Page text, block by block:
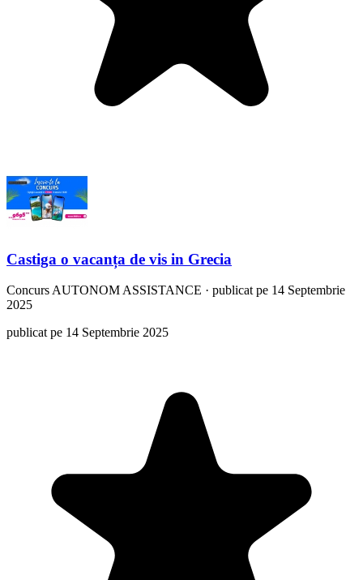
Castiga o vacanța de vis in Grecia
Concurs AUTONOM ASSISTANCE · publicat pe 14 Septembrie
2025
publicat pe 14 Septembrie 2025